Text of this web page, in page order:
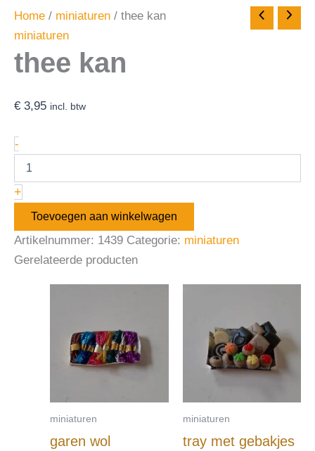
Home / miniaturen / thee kan
miniaturen
thee kan
€ 3,95 incl. btw
-
+
Toevoegen aan winkelwagen
Artikelnummer: 1439 Categorie: miniaturen
Gerelateerde producten
miniaturen
garen wol
miniaturen
tray met gebakjes